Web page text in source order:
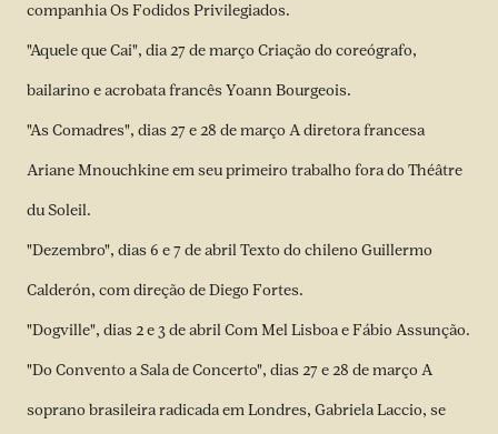
companhia Os Fodidos Privilegiados.
"Aquele que Cai", dia 27 de março Criação do coreógrafo,
bailarino e acrobata francês Yoann Bourgeois.
"As Comadres", dias 27 e 28 de março A diretora francesa
Ariane Mnouchkine em seu primeiro trabalho fora do Théâtre
du Soleil.
"Dezembro", dias 6 e 7 de abril Texto do chileno Guillermo
Calderón, com direção de Diego Fortes.
"Dogville", dias 2 e 3 de abril Com Mel Lisboa e Fábio Assunção.
"Do Convento a Sala de Concerto", dias 27 e 28 de março A
soprano brasileira radicada em Londres, Gabriela Laccio, se